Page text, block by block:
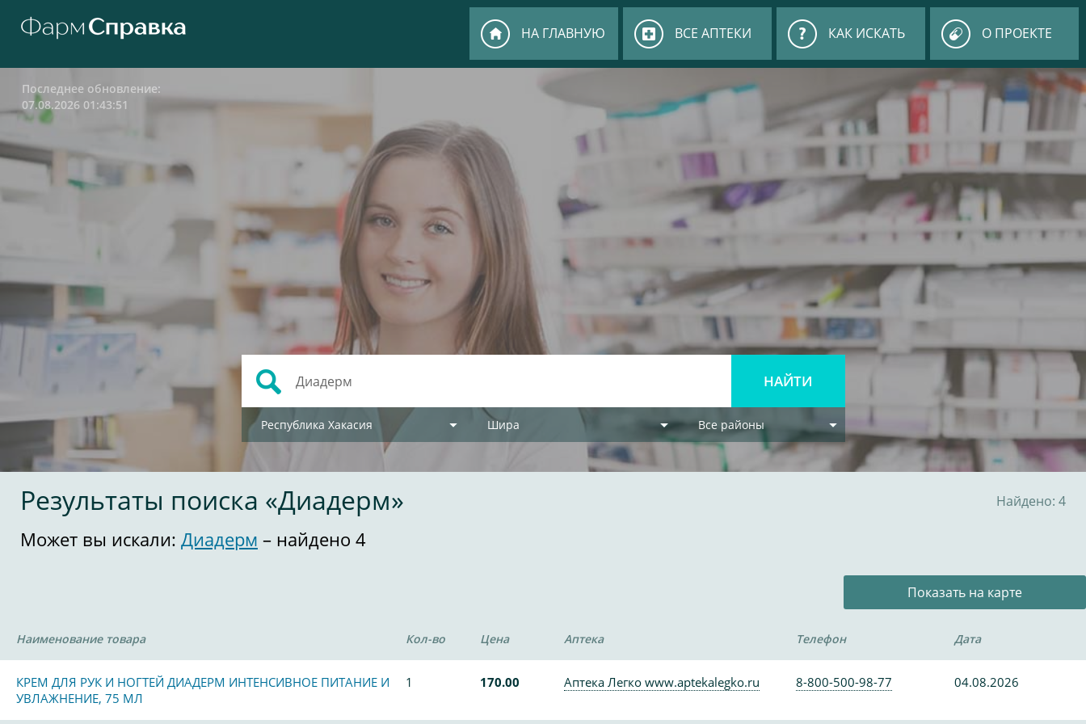
НА ГЛАВНУЮ ВСЕ АПТЕКИ КАК ИСКАТЬ О ПРОЕКТЕ
Последнее обновление:
07.08.2026 01:43:51
Республика Хакасия Шира Все районы
Результаты поиска «Диадерм» Найдено: 4
Может вы искали: Диадерм – найдено 4
Показать на карте
Наименование товара Кол-во Цена Аптека Телефон Дата
КРЕМ ДЛЯ РУК И НОГТЕЙ ДИАДЕРМ ИНТЕНСИВНОЕ ПИТАНИЕ И
УВЛАЖНЕНИЕ, 75 МЛ
1 170.00 Аптека Легко www.aptekalegko.ru 8-800-500-98-77 04.08.2026